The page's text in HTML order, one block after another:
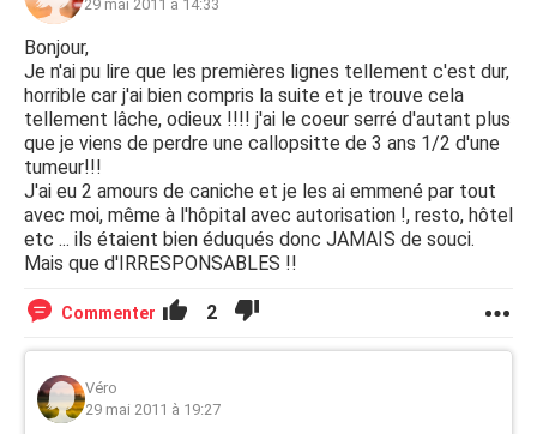
Mon heure était venue...
Cher maître, je veux que tu saches que malgré ce que tu
m'as fait, c'est ton image qui me revenait avant mon
dernier soupir et si je pouvais revenir sur terre, c'est vers
toi que je courrai car je t'aimais !
29 mai 2011 à 14:33
Bonjour,
Je n'ai pu lire que les premières lignes tellement c'est dur,
horrible car j'ai bien compris la suite et je trouve cela
tellement lâche, odieux !!!! j'ai le coeur serré d'autant plus
que je viens de perdre une callopsitte de 3 ans 1/2 d'une
tumeur!!!
J'ai eu 2 amours de caniche et je les ai emmené par tout
avec moi, même à l'hôpital avec autorisation !, resto, hôtel
etc ... ils étaient bien éduqués donc JAMAIS de souci.
Mais que d'IRRESPONSABLES !!
Commenter 2
Véro
29 mai 2011 à 19:27